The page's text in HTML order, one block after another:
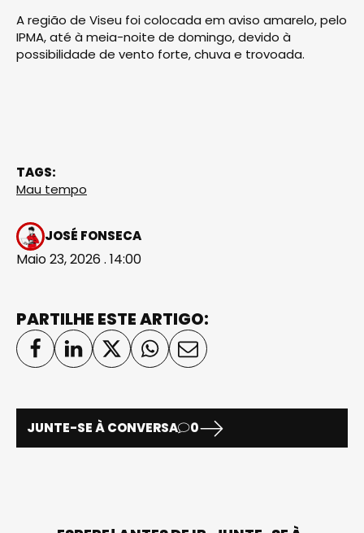
A região de Viseu foi colocada em aviso amarelo, pelo
IPMA, até à meia-noite de domingo, devido à
possibilidade de vento forte, chuva e trovoada.
TAGS:
Mau tempo
JOSÉ FONSECA
Maio 23, 2026 . 14:00
PARTILHE ESTE ARTIGO:
JUNTE-SE À CONVERSA 0